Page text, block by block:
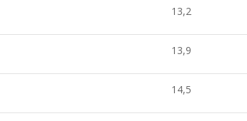
13,2
13,9
14,5